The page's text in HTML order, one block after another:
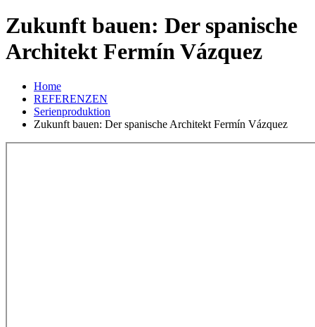
Zukunft bauen: Der spanische
Architekt Fermín Vázquez
Home
REFERENZEN
Serienproduktion
Zukunft bauen: Der spanische Architekt Fermín Vázquez